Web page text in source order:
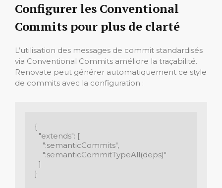
Configurer les Conventional
Commits pour plus de clarté
L’utilisation des messages de commit standardisés
via Conventional Commits améliore la traçabilité.
Renovate peut générer automatiquement ce style
de commits avec la configuration :
{
  "extends": [
    ":semanticCommits",
    ":semanticCommitTypeAll(deps)"
  ]
}